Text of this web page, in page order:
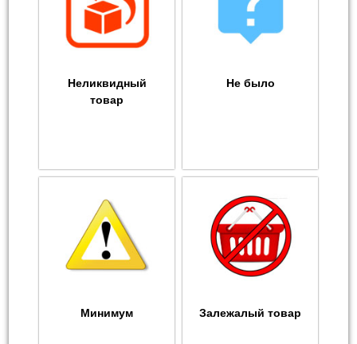
Неликвидный
товар
Не было
Минимум Залежалый товар